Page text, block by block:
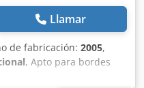
Llamar
de fabricación: 2005,
, Apto para bordes
Ab Ejk En buen estado,